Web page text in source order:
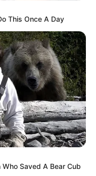
This Once A Day
Saved A Bear Cub